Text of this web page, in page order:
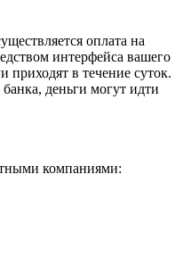
оплата на
интерфейса вашего
приходят в течение суток.
деньги могут идти
компаниями: